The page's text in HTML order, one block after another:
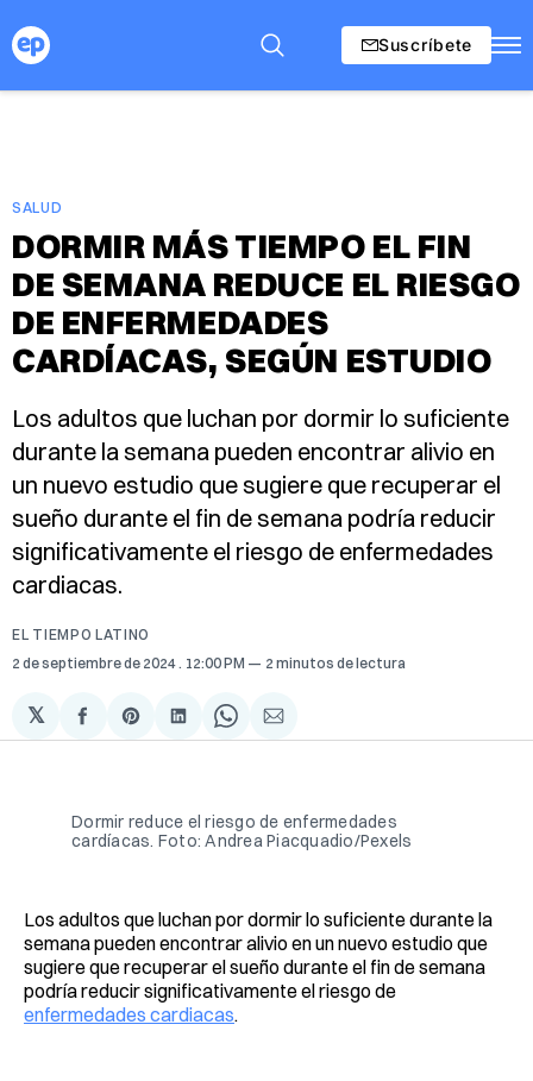
Suscríbete
SALUD
DORMIR MÁS TIEMPO EL FIN
DE SEMANA REDUCE EL RIESGO
DE ENFERMEDADES
CARDÍACAS, SEGÚN ESTUDIO
Los adultos que luchan por dormir lo suficiente
durante la semana pueden encontrar alivio en
un nuevo estudio que sugiere que recuperar el
sueño durante el fin de semana podría reducir
significativamente el riesgo de enfermedades
cardiacas.
EL TIEMPO LATINO
2 de septiembre de 2024 . 12:00 PM 2 minutos de lectura
𝕏
Compartir
en
Share
on
Compartir
en
Share
on
Compartir
via
Dormir reduce el riesgo de enfermedades
cardíacas. Foto: Andrea Piacquadio/Pexels
Los adultos que luchan por dormir lo suficiente durante la
semana pueden encontrar alivio en un nuevo estudio que
sugiere que recuperar el sueño durante el fin de semana
podría reducir significativamente el riesgo de
enfermedades cardiacas.